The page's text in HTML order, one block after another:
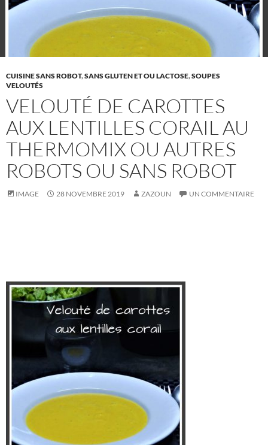
CUISINE SANS ROBOT,SANS GLUTEN ET OU LACTOSE,SOUPES
VELOUTÉS
VELOUTÉ DE CAROTTES
AUX LENTILLES CORAIL AU
THERMOMIX OU AUTRES
ROBOTS OU SANS ROBOT
IMAGE 28 NOVEMBRE 2019 ZAZOUN UN COMMENTAIRE